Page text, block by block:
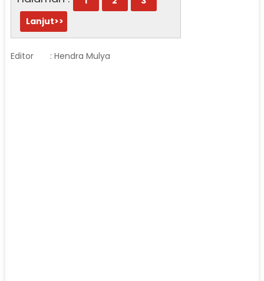
Lanjut>>
Editor : Hendra Mulya